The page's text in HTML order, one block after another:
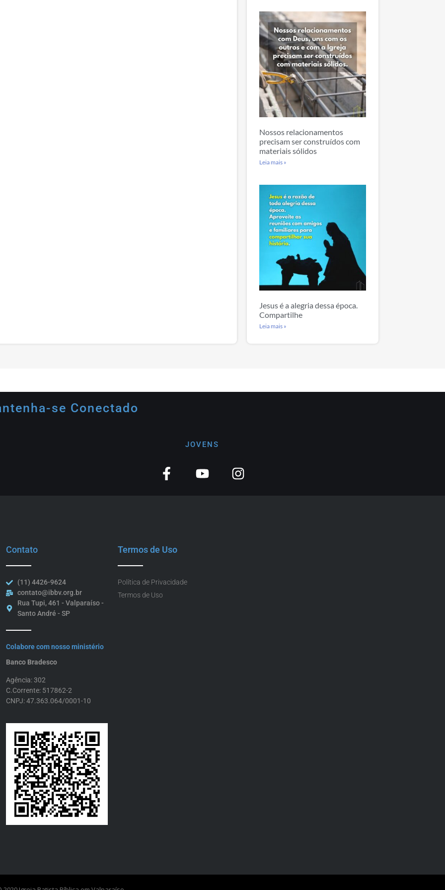
Nossos relacionamentos
precisam ser construídos com
materiais sólidos
Leia mais »
Jesus é a alegria dessa época.
Compartilhe
Leia mais »
se Conectado
JOVENS
Contato
(11) 4426-9624
contato@ibbv.org.br
Rua Tupi, 461 - Valparaíso -
Santo André - SP
Colabore com nosso ministério
Banco Bradesco
Agência: 302
C.Corrente: 517862-2
CNPJ: 47.363.064/0001-10
Termos de Uso
Política de Privacidade
Termos de Uso